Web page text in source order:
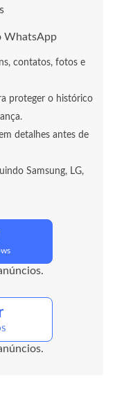
WhatsApp
contatos, fotos e
proteger o histórico
detalhes antes de
Samsung, LG,